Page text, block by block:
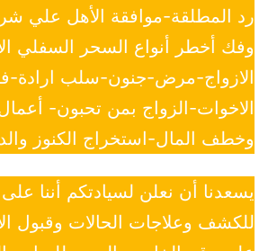
رد المطلقة-موافقة الأهل علي
وفك أخطر أنواع السحر السفلي
الازواج-مرض-جنون-سلب ارادة-
الاخوات-الزواج بمن تحبون-
وخطف المال-استخراج الكنوز
يسعدنا أن نعلن لسيادتكم أننا
للكشف وعلاجات الحالات وقبول